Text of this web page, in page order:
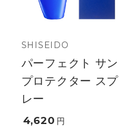
SHISEIDO
パーフェクト サン
プロテクター スプ
レー
4,620 円